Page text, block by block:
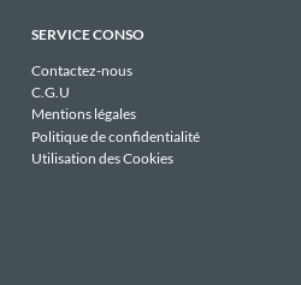
SERVICE CONSO
Contactez-nous
C.G.U
Mentions légales
Politique de confidentialité
Utilisation des Cookies